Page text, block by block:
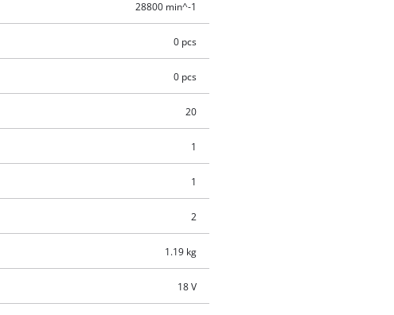
28800 min^-1
0 pcs
0 pcs
20
1
1
2
1.19 kg
18 V